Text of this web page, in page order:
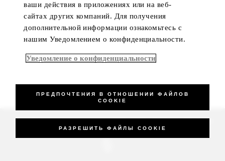
_Four Seasons Hotels Limited 1997-2026. All Rights Reserved.
ваши действия в приложениях или на веб-
сайтах других компаний. Для получения
дополнительной информации ознакомьтесь с
нашим Уведомлением о конфиденциальности.
Уведомление о конфиденциальности
ПРЕДПОЧТЕНИЯ В ОТНОШЕНИИ ФАЙЛОВ
COOKIE
РАЗРЕШИТЬ ФАЙЛЫ COOKIE